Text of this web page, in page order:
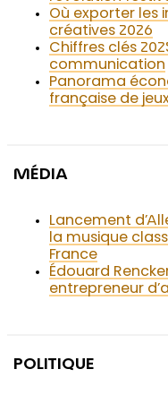
Où exporter les
créatives 2026
Chiffres clés
communication
Panorama
française de
MÉDIA
Lancement
la musique
France
Édouard
entrepreneur
POLITIQUE